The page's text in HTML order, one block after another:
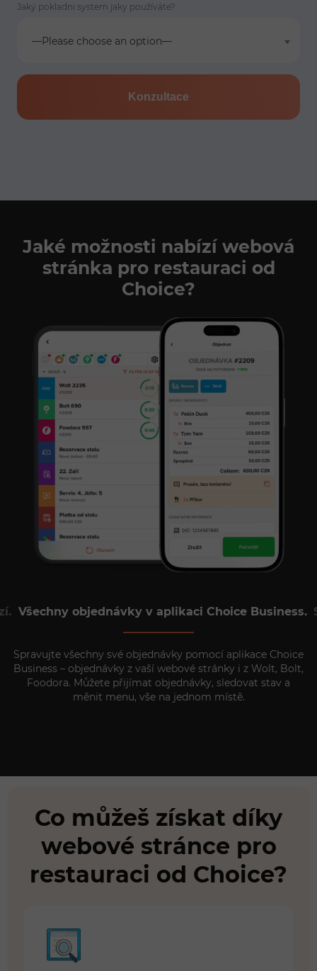
Jaký pokladni system jaky používáte?
—Please choose an option—
Konzultace
Jaké možnosti nabízí webová
stránka pro restauraci od
Choice?
Spravujte všechny své objednávky pomocí aplikace Choice
Business – objednávky z vaší webové stránky i z Wolt, Bolt,
Foodora. Můžete přijímat objednávky, sledovat stav a
měnit menu, vše na jednom místě.
Všechny objednávky v aplikaci Choice Business.
Co můžeš získat díky
webové stránce pro
restauraci od Choice?